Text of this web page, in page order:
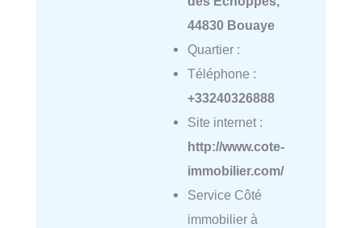
44830 Bouaye
Quartier :
Téléphone :
+33240326888
Site internet :
http://www.cote-
immobilier.com/
Service Côté
immobilier à